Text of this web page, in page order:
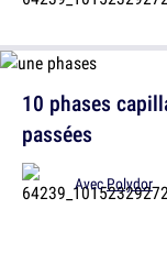
10 phases
passées
AvecPolydor